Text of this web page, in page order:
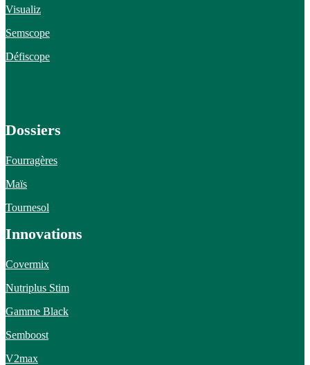
Visualiz
Semscope
Défiscope
Dossiers
Fourragères
Maïs
Tournesol
Innovations
Covermix
Nutriplus Stim
Gamme Black
Semboost
V2max